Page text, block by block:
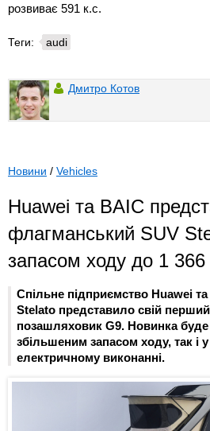
розвиває 591 к.с.
Теги: audi
Дмитро Котов
Новини / Vehicles
Huawei та BAIC
флагманський SUV
запасом ходу до 1 366
Спільне підприємство Huawei
Stelato представило свій
позашляховик G9. Новинка буде
збільшеним запасом ходу, так і
електричному виконанні.